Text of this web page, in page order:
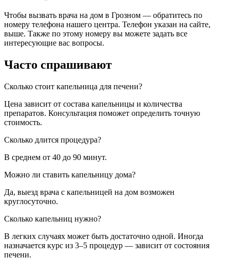
Чтобы вызвать врача на дом в Грозном — обратитесь по
номеру телефона нашего центра. Телефон указан на сайте,
выше. Также по этому номеру вы можете задать все
интересующие вас вопросы.
Часто спрашивают
Сколько стоит капельница для печени?
Цена зависит от состава капельницы и количества
препаратов. Консультация поможет определить точную
стоимость.
Сколько длится процедура?
В среднем от 40 до 90 минут.
Можно ли ставить капельницу дома?
Да, выезд врача с капельницей на дом возможен
круглосуточно.
Сколько капельниц нужно?
В легких случаях может быть достаточно одной. Иногда
назначается курс из 3–5 процедур — зависит от состояния
печени.